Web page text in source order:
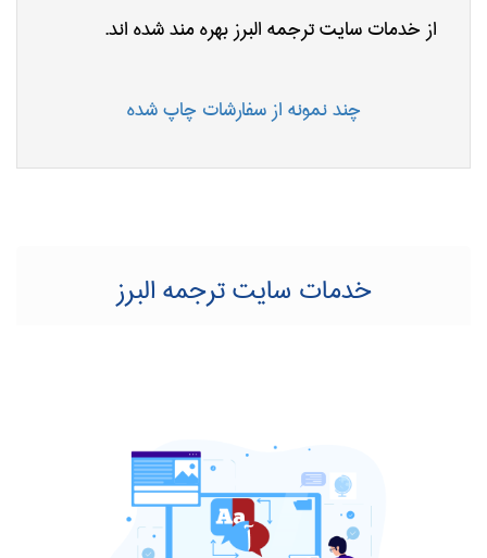
از خدمات سایت ترجمه البرز بهره مند شده اند.
چند نمونه از سفارشات چاپ شده
خدمات سایت ترجمه البرز